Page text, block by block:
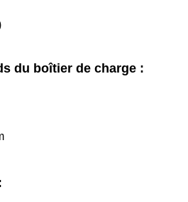
du boîtier de charge :